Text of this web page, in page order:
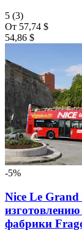
5 (3)
От 57,74 $
54,86 $
-5%
Nice Le
фабрики